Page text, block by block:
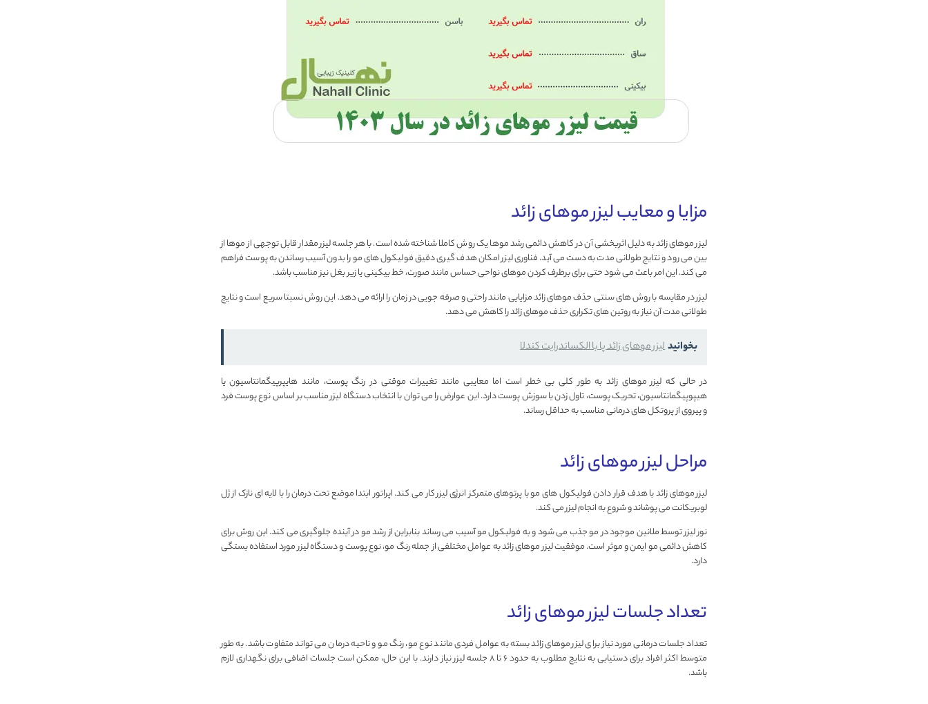
مزایا و معایب لیزر موهای زائد
لیزر موهای زائد به دلیل اثربخشی آن در کاهش دائمی رشد موها یک روش کاملا شناخته شده است. با هر جلسه لیزر مقدار قابل توجهی از موها از
بین می رود و نتایج طولانی مدت به دست می آید. فناوری لیزر امکان هدف گیری دقیق فولیکول های مو را بدون آسیب رساندن به پوست فراهم
می کند. این امر باعث می شود حتی برای برطرف کردن موهای نواحی حساس مانند صورت، خط بیکینی یا زیر بغل نیز مناسب باشد.
لیزر در مقایسه با روش های سنتی حذف موهای زائد مزایایی مانند راحتی و صرفه جویی در زمان را ارائه می دهد. این روش نسبتا سریع است و نتایج
طولانی مدت آن نیاز به روتین های تکراری حذف موهای زائد را کاهش می دهد.
بخوانیدلیزر موهای زائد پا با الکساندرایت کندلا
در حالی که لیزر موهای زائد به طور کلی بی خطر است اما معایبی مانند تغییرات موقتی در رنگ پوست، مانند هایپرپیگمانتاسیون یا
هیپوپیگمانتاسیون، تحریک پوست، تاول زدن یا سوزش پوست دارد. این عوارض را می توان با انتخاب دستگاه لیزر مناسب بر اساس نوع پوست فرد
و پیروی از پروتکل های درمانی مناسب به حداقل رساند.
مراحل لیزر موهای زائد
لیزر موهای زائد با هدف قرار دادن فولیکول های مو با پرتوهای متمرکز انرژی لیزر کار می کند. اپراتور ابتدا موضع تحت درمان را با لایه ای نازک از ژل
لوبریکانت می پوشاند و شروع به انجام لیزر می کند.
نور لیزر توسط ملانین موجود در مو جذب می شود و به فولیکول مو آسیب می رساند بنابراین از رشد مو در آینده جلوگیری می کند. این روش برای
کاهش دائمی مو ایمن و موثر است. موفقیت لیزر موهای زائد به عوامل مختلفی از جمله رنگ مو، نوع پوست و دستگاه لیزر مورد استفاده بستگی
دارد.
تعداد جلسات لیزر موهای زائد
تعداد جلسات درمانی مورد نیاز برای لیزر موهای زائد بسته به عوامل فردی مانند نوع مو، رنگ مو و ناحیه درمان می تواند متفاوت باشد. به طور
متوسط اکثر افراد برای دستیابی به نتایج مطلوب به حدود 6 تا 8 جلسه لیزر نیاز دارند. با این حال، ممکن است جلسات اضافی برای نگهداری لازم
باشد.